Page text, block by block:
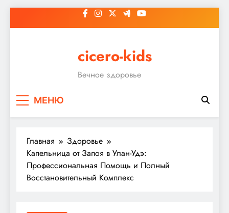
к
cicero-kids
Вечное здоровье
МЕНЮ
Главная
Здоровье
Капельница от Запоя в Улан-Удэ:
Профессиональная Помощь и Полный
Восстановительный Комплекс